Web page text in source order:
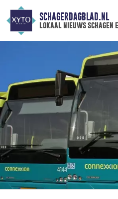
SCHAGERDAGBLAD.NL
lokaal nieuws schagen